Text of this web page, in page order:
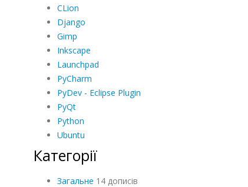
CLion
Django
Gimp
Inkscape
Launchpad
PyCharm
PyDev - Eclipse Plugin
PyQt
Python
Ubuntu
Категорії
Загальне 14 дописів